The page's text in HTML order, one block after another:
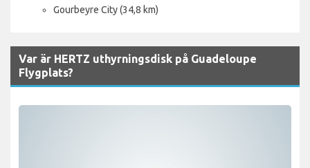
Gourbeyre City (34,8 km)
Var är HERTZ uthyrningsdisk på Guadeloupe
Flygplats?